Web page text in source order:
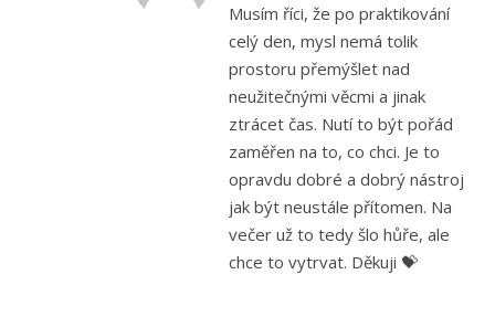
Musím říci, že po praktikování
celý den, mysl nemá tolik
prostoru přemýšlet nad
neužitečnými věcmi a jinak
ztrácet čas. Nutí to být pořád
zaměřen na to, co chci. Je to
opravdu dobré a dobrý nástroj
jak být neustále přítomen. Na
večer už to tedy šlo hůře, ale
chce to vytrvat. Děkuji 💝